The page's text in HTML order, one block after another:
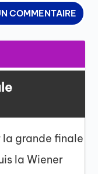
la grande finale
la Wiener